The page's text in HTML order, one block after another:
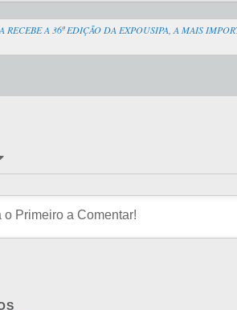
RECEBE A 36ª EDIÇÃO DA EXPOUSIPA, A MAIS